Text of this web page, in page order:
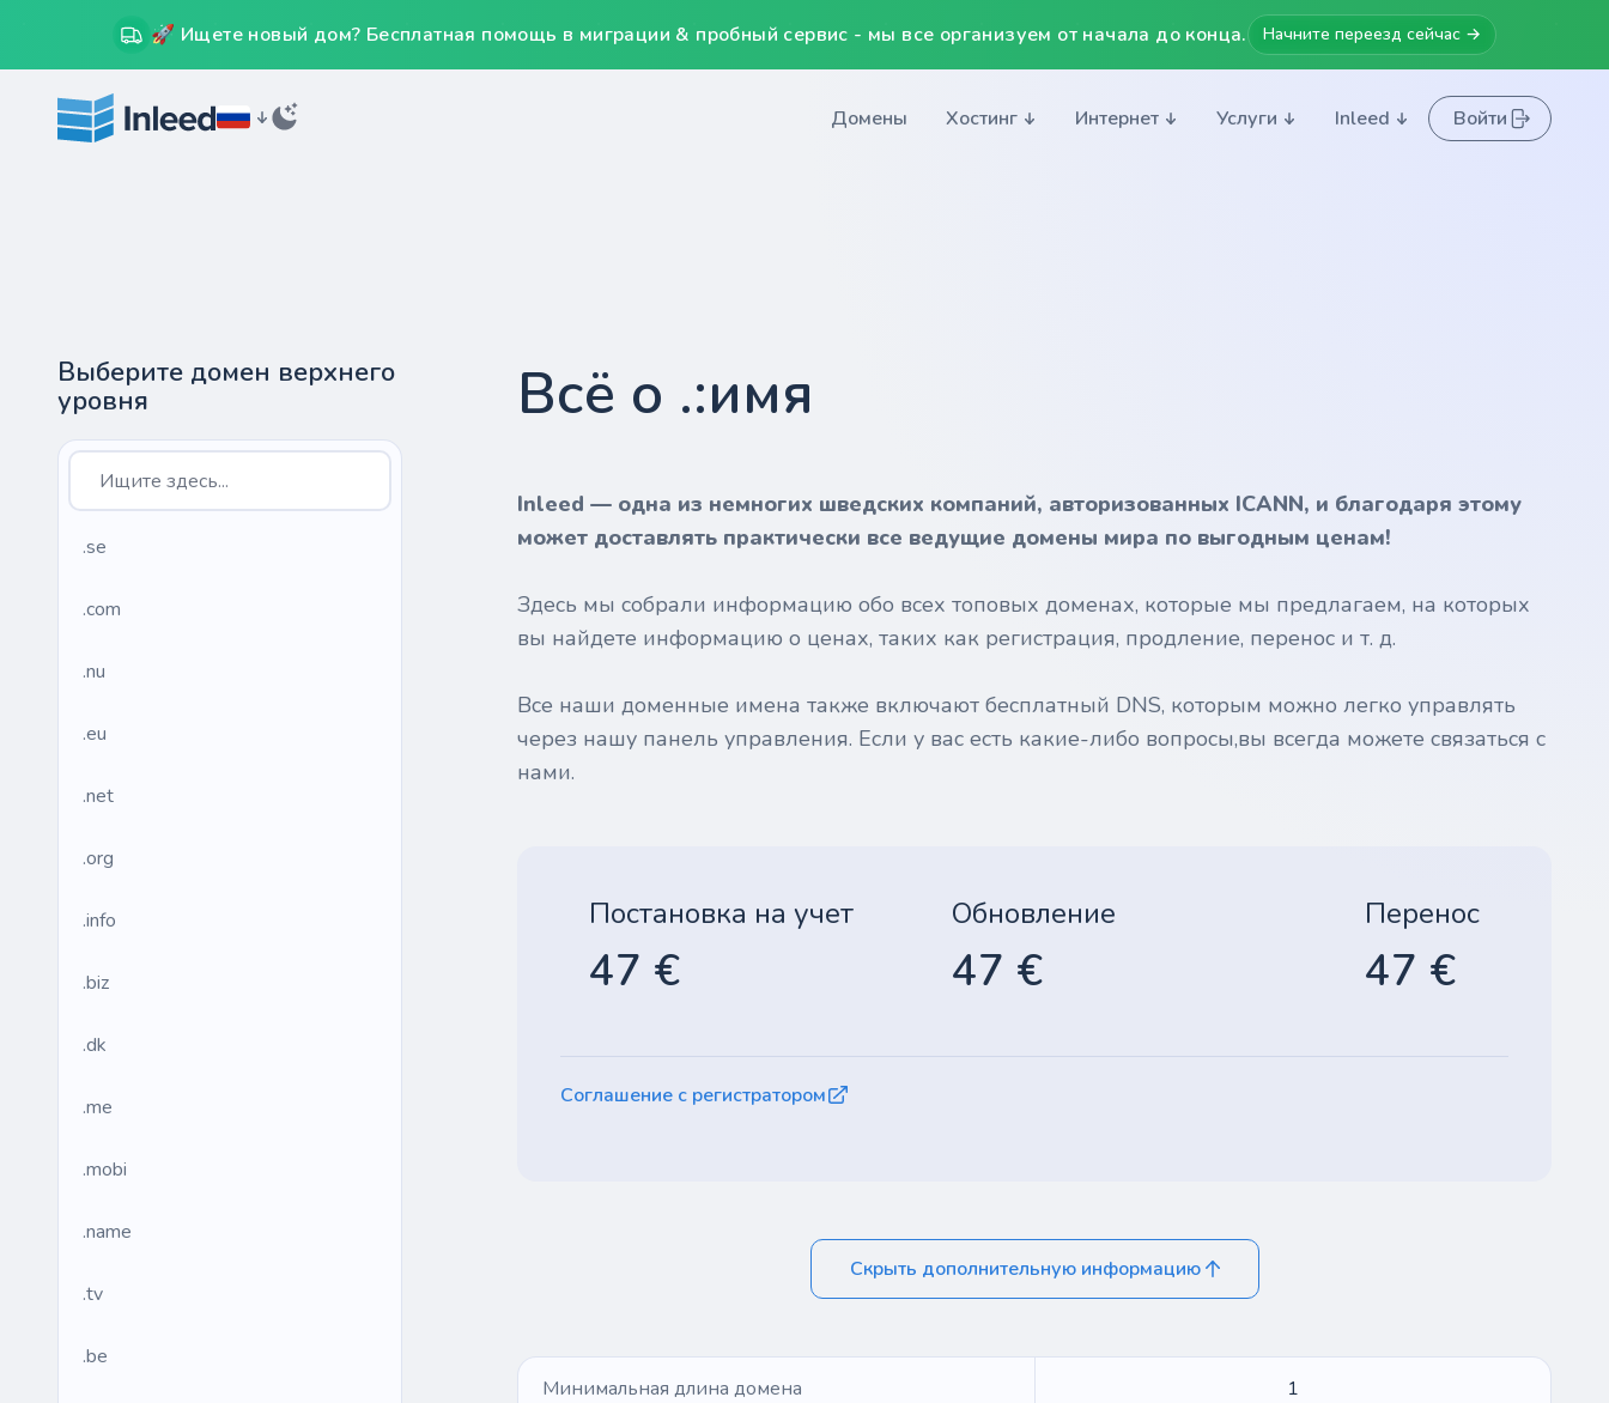
🚀 Ищете новый дом? Бесплатная помощь в миграции & пробный сервис - мы все организуем от начала до конца. Начните переезд сейчас →
Домены Хостинг Интернет Услуги Inleed Войти
Выберите домен верхнего
уровня
.se
.com
.nu
.eu
.net
.org
.info
.biz
.dk
.me
.mobi
.name
.tv
.be
Всё о .:имя
Inleed — одна из немногих шведских компаний, авторизованных ICANN, и благодаря этому
может доставлять практически все ведущие домены мира по выгодным ценам!
Здесь мы собрали информацию обо всех топовых доменах, которые мы предлагаем, на которых
вы найдете информацию о ценах, таких как регистрация, продление, перенос и т. д.
Все наши доменные имена также включают бесплатный DNS, которым можно легко управлять
через нашу панель управления. Если у вас есть какие-либо вопросы,вы всегда можете связаться с
нами.
Постановка на учет
47 €
Обновление
47 €
Перенос
47 €
Соглашение с регистратором
Скрыть дополнительную информацию
Минимальная длина домена 1